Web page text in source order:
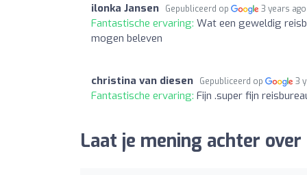
ilonka Jansen Gepubliceerd op 3 years ago
Fantastische ervaring: Wat een geweldig
mogen beleven
christina van diesen Gepubliceerd op 3
Fantastische ervaring: Fijn .super fijn
Laat je mening achter